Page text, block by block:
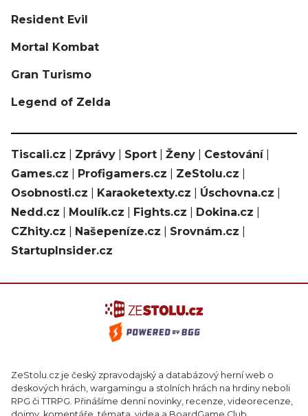
Resident Evil
Mortal Kombat
Gran Turismo
Legend of Zelda
Tiscali.cz Zprávy Sport Ženy Cestování|
Games.cz
Profigamers.cz ZeStolu.cz
Osobnosti.cz
Karaoketexty.cz Úschovna.cz
Nedd.cz
Moulík.cz Fights.cz Dokina.cz
CZhity.cz
Našepeníze.cz Srovnám.cz
StartupInsider.cz
ZeStolu.cz je český zpravodajský a databázový herní web o
deskových hrách, wargamingu a stolních hrách na hrdiny neboli
RPG či TTRPG. Přinášíme denní novinky, recenze, videorecenze,